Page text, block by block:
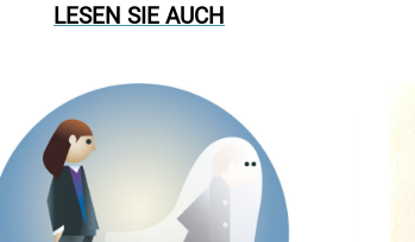
LESEN SIE AUCH